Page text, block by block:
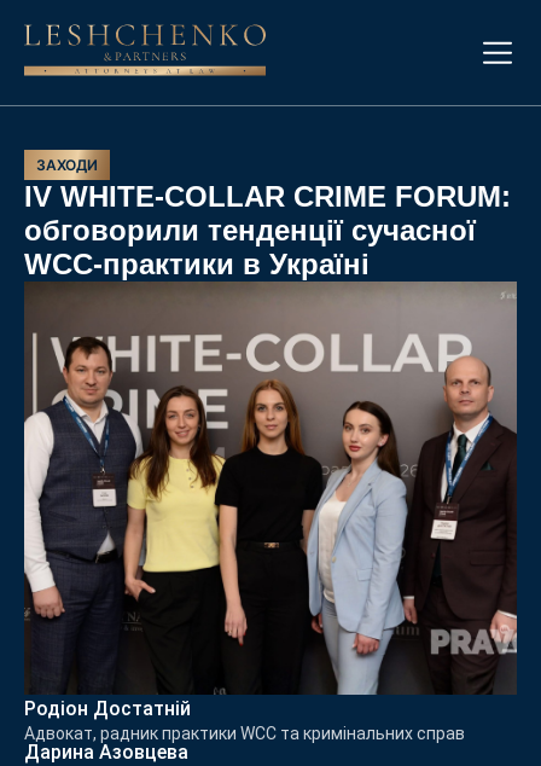
ЗАХОДИ
ІV WHITE-COLLAR CRIME FORUM:
обговорили тенденції сучасної
WCC-практики в Україні
Родіон Достатній
Адвокат, радник практики WCC та кримінальних справ
Дарина Азовцева